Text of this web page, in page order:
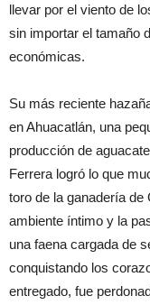
llevar por el viento de
sin importar el tamaño
económicas.
Su más reciente
en Ahuacatlán, una
producción de
Ferrera logró lo que
toro de la ganadería de
ambiente íntimo y la
una faena cargada de
conquistando los
entregado, fue